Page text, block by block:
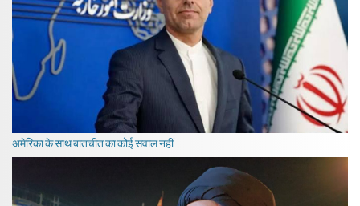
अमेरिका के साथ बातचीत का कोई सवाल नहीं